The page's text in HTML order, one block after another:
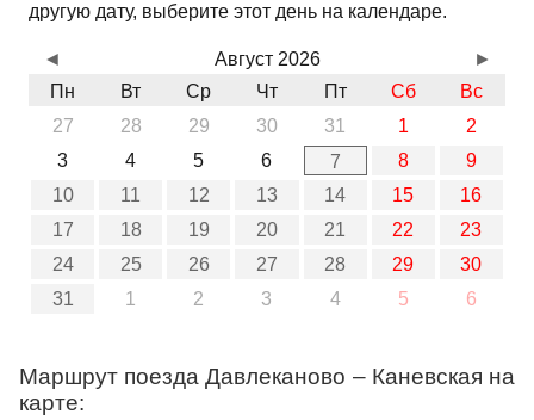
другую дату, выберите этот день на календаре.
Август 2026
Пн
Вт Ср Чт Пт Сб
Вс
27
28 29 30 31 1
2
3
4 5 6 7 8
9
10
11 12 13 14 15
16
17
18 19 20 21 22
23
24
25 26 27 28 29
30
31
1 2 3 4 5 6
◄ ►
Маршрут поезда Давлеканово – Каневская на
карте: